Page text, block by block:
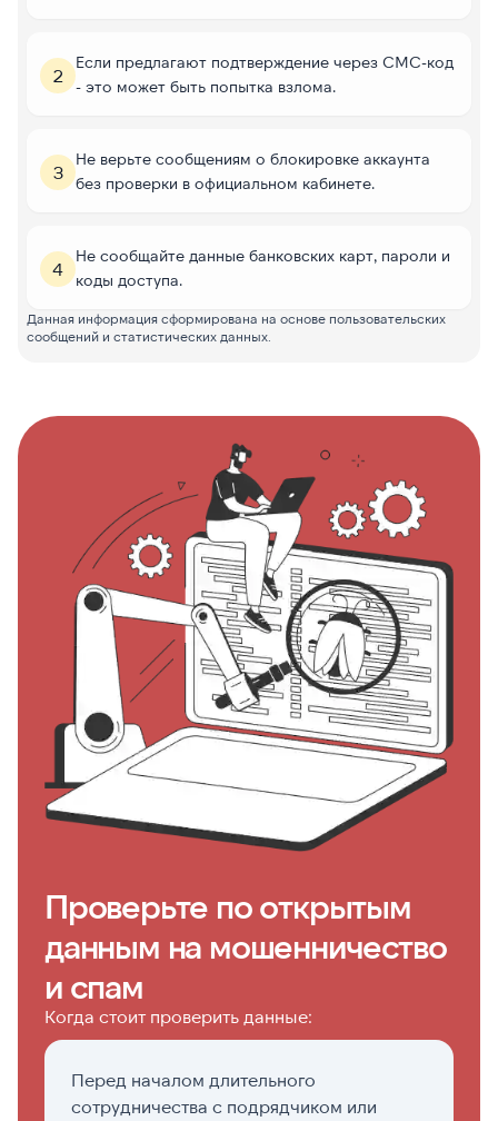
2
Если предлагают подтверждение через СМС-код
- это может быть попытка взлома.
3
Не верьте сообщениям о блокировке аккаунта
без проверки в официальном кабинете.
4
Не сообщайте данные банковских карт, пароли и
коды доступа.
Данная информация сформирована на основе пользовательских
сообщений и статистических данных.
Проверьте по открытым
данным на мошенничество
и спам
Когда стоит проверить данные:
Перед началом длительного
сотрудничества с подрядчиком или